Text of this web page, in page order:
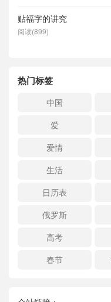
贴福字的讲究
阅读(899)
热门标签
中国
爱
爱情
生活
日历表
俄罗斯
高考
春节